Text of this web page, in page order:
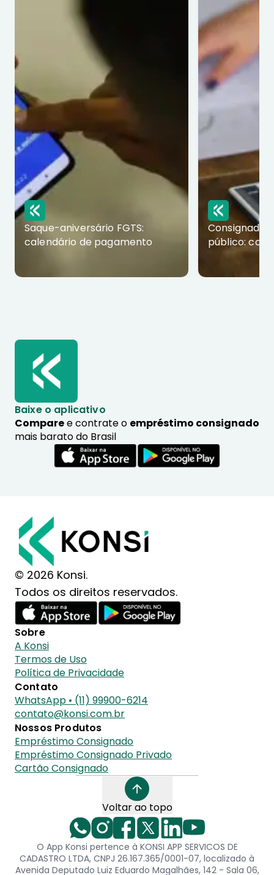
Saque-aniversário FGTS:
calendário de pagamento
Consignado
público:
Baixe o aplicativo
Comparee contrate o empréstimo consignado
mais barato do Brasil
© 2026 Konsi.
Todos os direitos reservados.
Sobre
A Konsi
Termos de Uso
Política de Privacidade
Contato
WhatsApp • (11) 99900-6214
contato@konsi.com.br
Nossos Produtos
Empréstimo Consignado
Empréstimo Consignado Privado
Cartão Consignado
Voltar ao topo
O App Konsi pertence à KONSI APP SERVICOS DE
CADASTRO LTDA, CNPJ 26.167.365/0001-07, localizado à
Avenida Deputado Luiz Eduardo Magalhães, 142 - Sala 06,